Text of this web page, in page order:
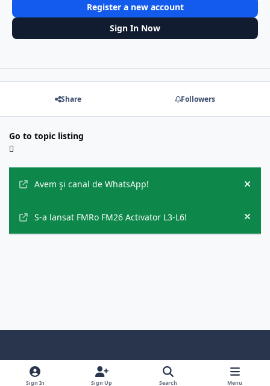
Register a new account
Sign In Now
Share Followers
Go to topic listing
Avem şi canal de WhatsApp!
Hide
S-a lansat FMRo FM26 Activator L3-L6! Hide
Light ModeDark ModeSystem Preference
a
n
d
i
Sign In Sign Up Search Menu